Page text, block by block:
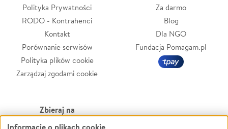
Polityka Prywatności
RODO - Kontrahenci
Kontakt
Porównanie serwisów
Polityka plików cookie
Zarządzaj zgodami cookie
Za darmo
Blog
Dla NGO
Fundacja Pomagam.pl
Zbieraj na